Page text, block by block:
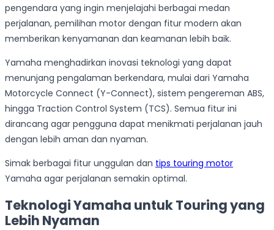
pengendara yang ingin menjelajahi berbagai medan
perjalanan, pemilihan motor dengan fitur modern akan
memberikan kenyamanan dan keamanan lebih baik.
Yamaha menghadirkan inovasi teknologi yang dapat
menunjang pengalaman berkendara, mulai dari Yamaha
Motorcycle Connect (Y-Connect), sistem pengereman ABS,
hingga Traction Control System (TCS). Semua fitur ini
dirancang agar pengguna dapat menikmati perjalanan jauh
dengan lebih aman dan nyaman.
Simak berbagai fitur unggulan dan tips touring motor
Yamaha agar perjalanan semakin optimal.
Teknologi Yamaha untuk Touring yang
Lebih Nyaman